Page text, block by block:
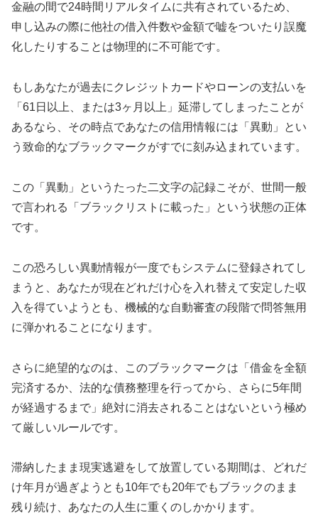
金融の間で24時間リアルタイムに共有されているため、
申し込みの際に他社の借入件数や金額で嘘をついたり誤魔
化したりすることは物理的に不可能です。
もしあなたが過去にクレジットカードやローンの支払いを
「61日以上、または3ヶ月以上」延滞してしまったことが
あるなら、その時点であなたの信用情報には「異動」とい
う致命的なブラックマークがすでに刻み込まれています。
この「異動」というたった二文字の記録こそが、世間一般
で言われる「ブラックリストに載った」という状態の正体
です。
この恐ろしい異動情報が一度でもシステムに登録されてし
まうと、あなたが現在どれだけ心を入れ替えて安定した収
入を得ていようとも、機械的な自動審査の段階で問答無用
に弾かれることになります。
さらに絶望的なのは、このブラックマークは「借金を全額
完済するか、法的な債務整理を行ってから、さらに5年間
が経過するまで」絶対に消去されることはないという極め
て厳しいルールです。
滞納したまま現実逃避をして放置している期間は、どれだ
け年月が過ぎようとも10年でも20年でもブラックのまま
残り続け、あなたの人生に重くのしかかります。